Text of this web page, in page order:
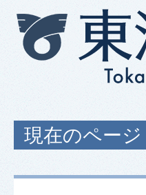
現在のページ